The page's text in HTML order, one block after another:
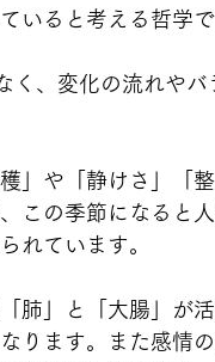
いると考える哲学で
く、変化の流れや
」や「静けさ」「
この季節になると
れています。
肺」と「大腸」が
ります。また感情